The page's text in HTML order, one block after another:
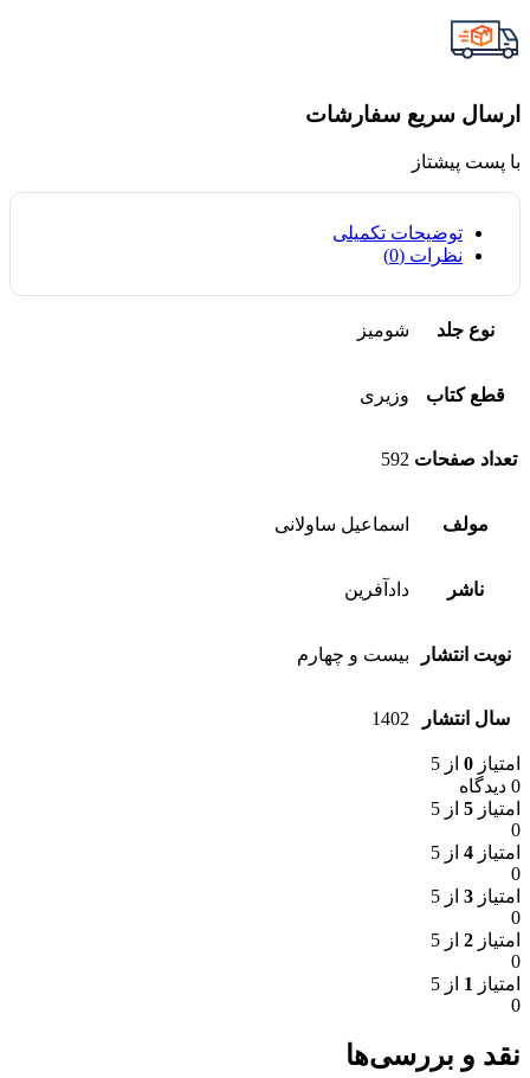
ارسال سریع سفارشات
با پست پیشتاز
توضیحات تکمیلی
نظرات (0)
نوع جلد شومیز
قطع کتاب وزیری
تعداد صفحات 592
مولف اسماعیل ساولانی
ناشر دادآفرین
نوبت انتشار بیست و چهارم
سال انتشار 1402
امتیاز 0 از 5
0 دیدگاه
امتیاز 5 از 5
0
امتیاز 4 از 5
0
امتیاز 3 از 5
0
امتیاز 2 از 5
0
امتیاز 1 از 5
0
نقد و بررسی‌ها